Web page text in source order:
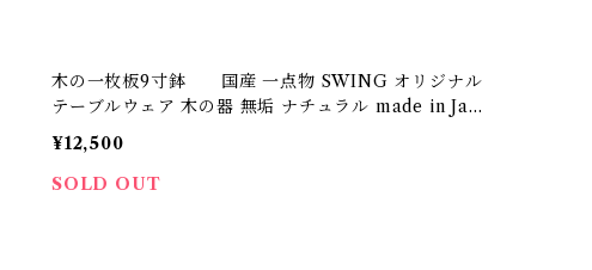
木の一枚板9寸鉢 国産 一点物 SWING オリジナル
テーブルウェア 木の器 無垢 ナチュラル made in Japa
n made in Hida Takayama
¥12,500
SOLD OUT